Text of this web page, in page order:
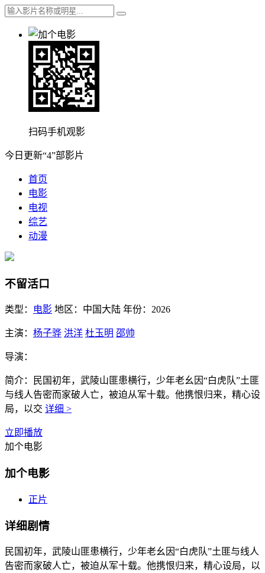
扫码手机观影
今日更新“4”部影片
首页
电影
电视
综艺
动漫
不留活口
类型： 电影 地区： 中国大陆 年份： 2026
主演： 杨子骅 洪洋 杜玉明 邵帅
导演：
简介：
民国初年，武陵山匪患横行，少年老幺因“白虎队”土匪
与线人告密而家破人亡，被迫从军十载。他携恨归来，精心设
局，以交 详细 >
立即播放
加个电影
加个电影
正片
详细剧情
民国初年，武陵山匪患横行，少年老幺因“白虎队”土匪与线人
告密而家破人亡，被迫从军十载。他携恨归来，精心设局，以